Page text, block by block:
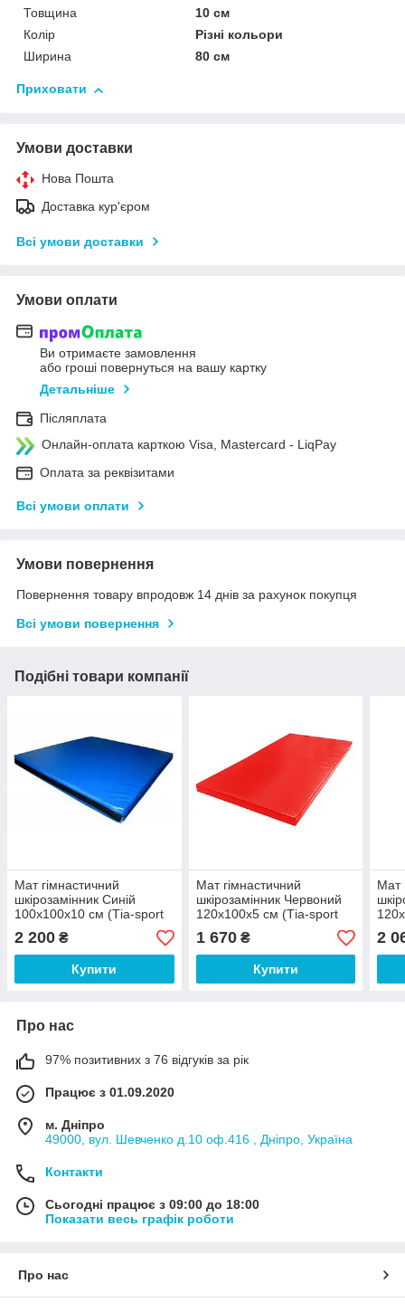
Товщина
10 см
Колір
Різні кольори
Ширина
80 см
Приховати
Умови доставки
Нова Пошта
Доставка кур'єром
Всі умови доставки
Умови оплати
Ви отримаєте замовлення
або гроші повернуться на вашу картку
Детальніше
Післяплата
Онлайн-оплата карткою Visa, Mastercard - LiqPay
Оплата за реквізитами
Всі умови оплати
Умови повернення
Повернення товару впродовж 14 днів за рахунок покупця
Всі умови повернення
Подібні товари компанії
Мат гімнастичний
шкірозамінник Синій
100х100х10 см (Тia-sport
ТМ)
2 200 ₴
Купити
Мат гімнастичний
шкірозамінник Червоний
120х100х5 см (Тia-sport
ТМ)
1 670₴
Купити
Мат
ТМ)
2
Про нас
97% позитивних з 76 відгуків за рік
Працює з 01.09.2020
м. Дніпро
49000, вул. Шевченко д.10 оф.416 , Дніпро, Україна
Контакти
Сьогодні працює з 09:00 до 18:00
Показати весь графік роботи
Про нас